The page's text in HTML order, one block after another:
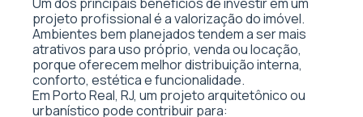
projeto profissional é a valorização do imóvel.
Ambientes bem planejados tendem a ser mais
atrativos para uso próprio, venda ou locação,
porque oferecem melhor distribuição interna,
conforto, estética e funcionalidade.
Em Porto Real, RJ, um projeto arquitetônico ou
urbanístico pode contribuir para: